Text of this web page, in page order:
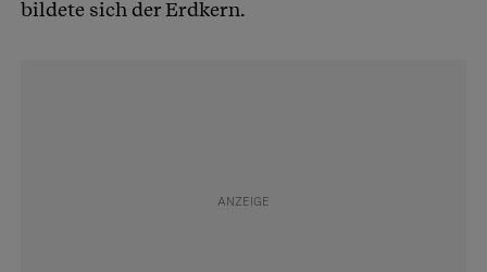
bildete sich der Erdkern.